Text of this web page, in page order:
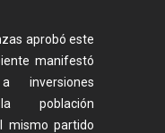
aprobó este
manifestó
inversiones
población
mismo partido